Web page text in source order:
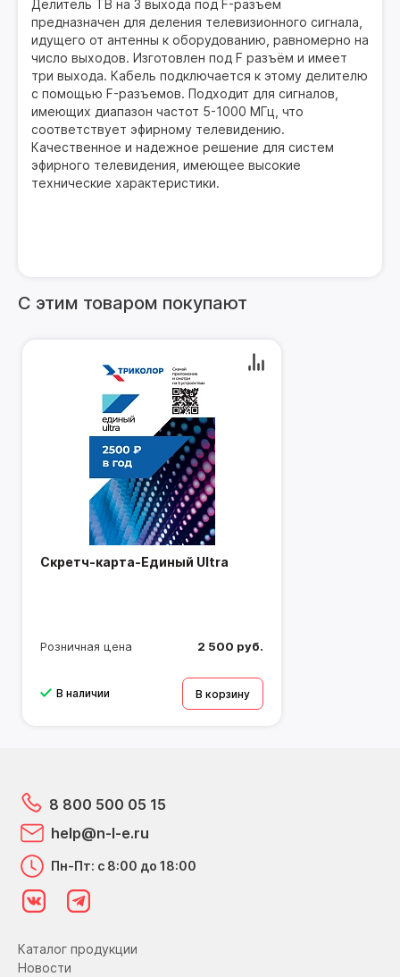
Делитель ТВ на 3 выхода под F-разъем
предназначен для деления телевизионного сигнала,
идущего от антенны к оборудованию, равномерно на
число выходов. Изготовлен под F разъём и имеет
три выхода. Кабель подключается к этому делителю
с помощью F-разъемов. Подходит для сигналов,
имеющих диапазон частот 5-1000 МГц, что
соответствует эфирному телевидению.
Качественное и надежное решение для систем
эфирного телевидения, имеющее высокие
технические характеристики.
С этим товаром покупают
Скретч-карта-Единый Ultra
Розничная цена 2 500 руб.
В наличии В корзину
Каталог продукции
Новости
8 800 500 05 15
help@n-l-e.ru
Пн-Пт: с 8:00 до 18:00